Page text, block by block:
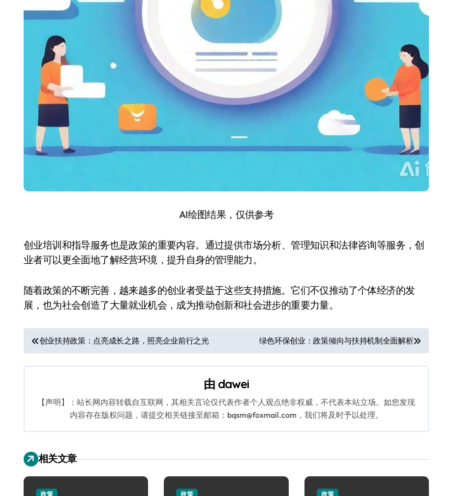
AI绘图结果，仅供参考
创业培训和指导服务也是政策的重要内容。通过提供市场分析、管理知识和法律咨询等服务，创
业者可以更全面地了解经营环境，提升自身的管理能力。
随着政策的不断完善，越来越多的创业者受益于这些支持措施。它们不仅推动了个体经济的发
展，也为社会创造了大量就业机会，成为推动创新和社会进步的重要力量。
文
章
创业扶持政策：点亮成长之路，照亮企业前行之光 绿色环保创业：政策倾向与扶持机制全面解析
由 dawei
【声明】：站长网内容转载自互联网，其相关言论仅代表作者个人观点绝非权威，不代表本站立场。如您发现
内容存在版权问题，请提交相关链接至邮箱：bqsm@foxmail.com，我们将及时予以处理。
相关文章
政策 政策 政策